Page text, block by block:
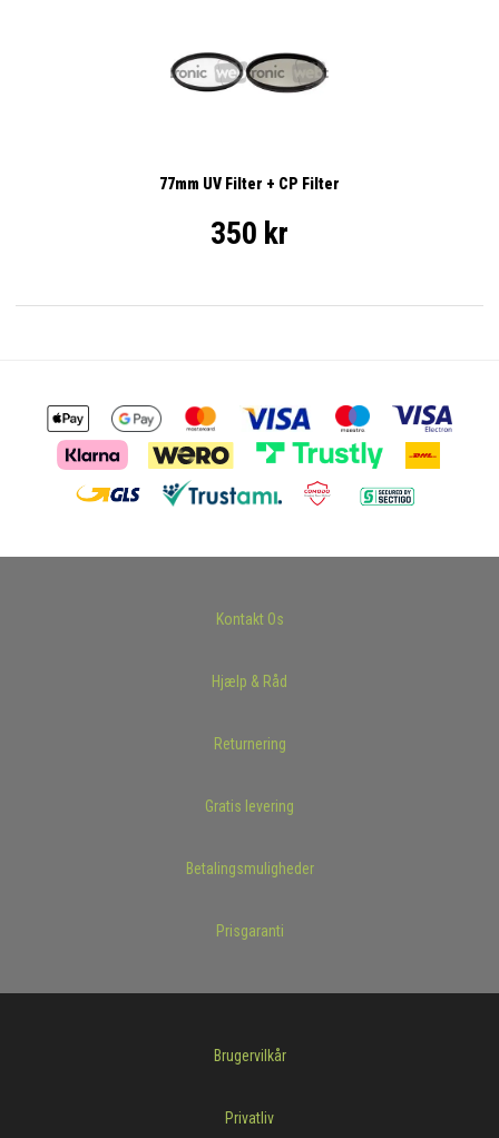
77mm UV Filter + CP Filter
350 kr
Kontakt Os
Hjælp & Råd
Returnering
Gratis levering
Betalingsmuligheder
Prisgaranti
Brugervilkår
Privatliv